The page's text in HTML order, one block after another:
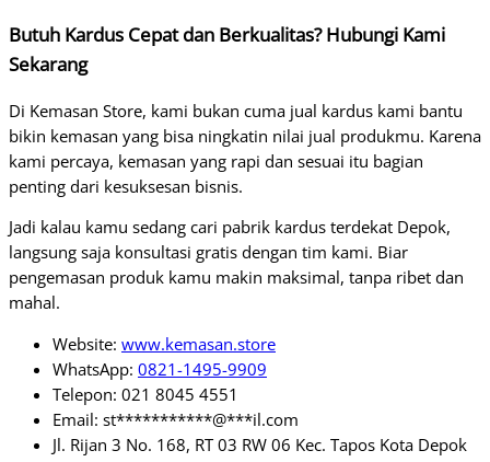
Butuh Kardus Cepat dan Berkualitas? Hubungi Kami
Sekarang
Di Kemasan Store, kami bukan cuma jual kardus kami bantu
bikin kemasan yang bisa ningkatin nilai jual produkmu. Karena
kami percaya, kemasan yang rapi dan sesuai itu bagian
penting dari kesuksesan bisnis.
Jadi kalau kamu sedang cari pabrik kardus terdekat Depok,
langsung saja konsultasi gratis dengan tim kami. Biar
pengemasan produk kamu makin maksimal, tanpa ribet dan
mahal.
Website: www.kemasan.store
WhatsApp: 0821-1495-9909
Telepon: 021 8045 4551
Email: st***********@***il.com
Jl. Rijan 3 No. 168, RT 03 RW 06 Kec. Tapos Kota Depok